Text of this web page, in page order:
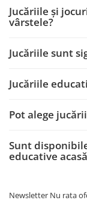
Jucăriile și
vârstele?
Jucăriile sunt
Jucăriile
Pot alege
Sunt
educative
Newsletter Nu rata